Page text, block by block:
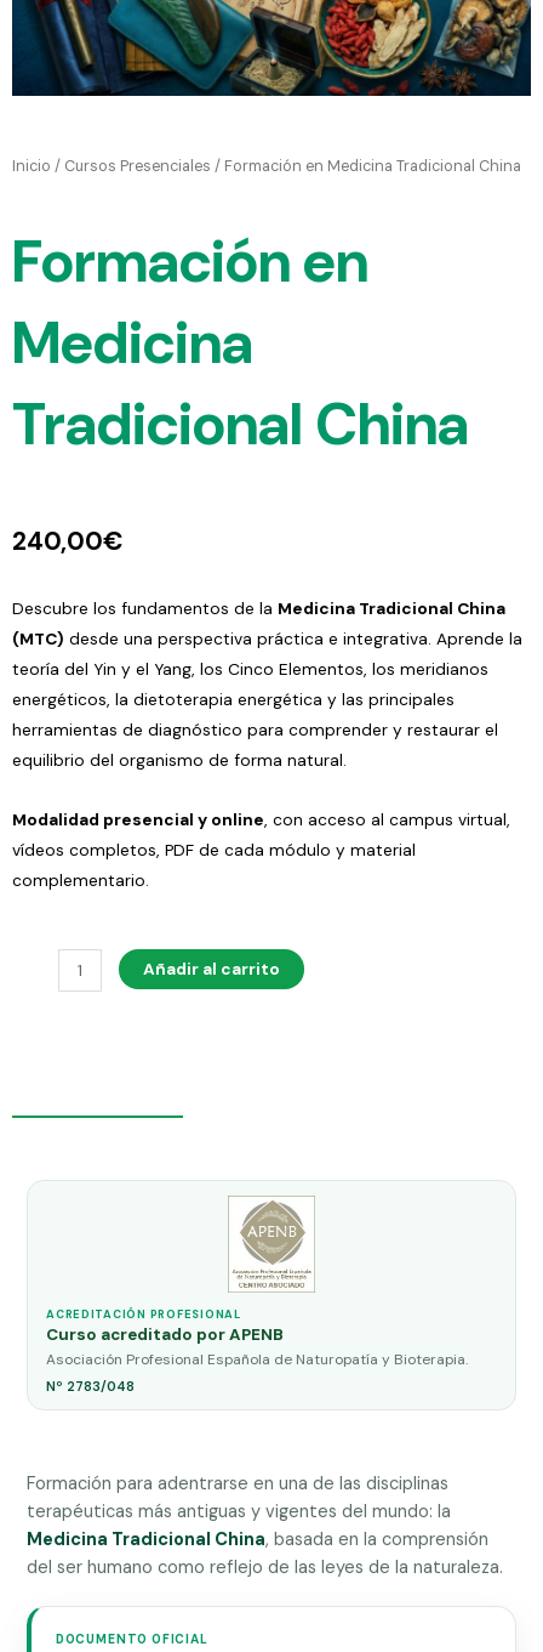
Inicio / Cursos Presenciales / Formación en Medicina Tradicional China
Formación en
Medicina
Tradicional China
240,00€
Descubre los fundamentos de la Medicina Tradicional China
(MTC) desde una perspectiva práctica e integrativa. Aprende la
teoría del Yin y el Yang, los Cinco Elementos, los meridianos
energéticos, la dietoterapia energética y las principales
herramientas de diagnóstico para comprender y restaurar el
equilibrio del organismo de forma natural.
Modalidad presencial y online, con acceso al campus virtual,
vídeos completos, PDF de cada módulo y material
complementario.
Formación
cantidad
Añadir al carrito
ACREDITACIÓN PROFESIONAL
Curso acreditado por APENB
Asociación Profesional Española de Naturopatía y Bioterapia.
Nº 2783/048
Formación para adentrarse en una de las disciplinas
terapéuticas más antiguas y vigentes del mundo: la
Medicina Tradicional China, basada en la comprensión
del ser humano como reflejo de las leyes de la naturaleza.
DOCUMENTO OFICIAL